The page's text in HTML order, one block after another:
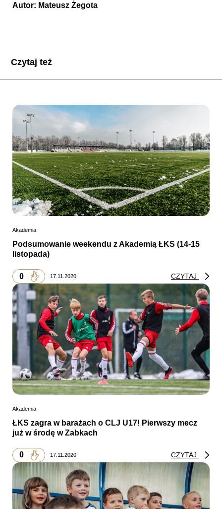
Autor: Mateusz Żegota
Czytaj też
Akademia
Podsumowanie weekendu z Akademią ŁKS (14-15
listopada)
0 17.11.2020 CZYTAJ
Akademia
ŁKS zagra w barażach o CLJ U17! Pierwszy mecz
już w środę w Zabkach
0 17.11.2020 CZYTAJ